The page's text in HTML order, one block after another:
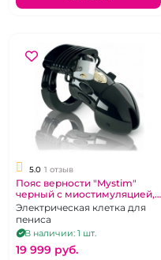
5.0 1 отзыв
Пояс верности "Mystim"
черный с миостимуляцией, 1
металлический и 5
пластмассовых замочков
Электрическая клетка для
пениса
В наличии: 1 шт.
19 999 pуб.